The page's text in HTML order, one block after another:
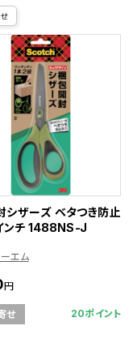
シザーズ ベタつき防止
ンチ 1488NS-J
エム
円
せ 20ポイント